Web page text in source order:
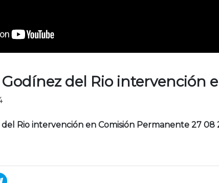
del Rio intervención
Rio intervención en Comisión Permanente 27 08